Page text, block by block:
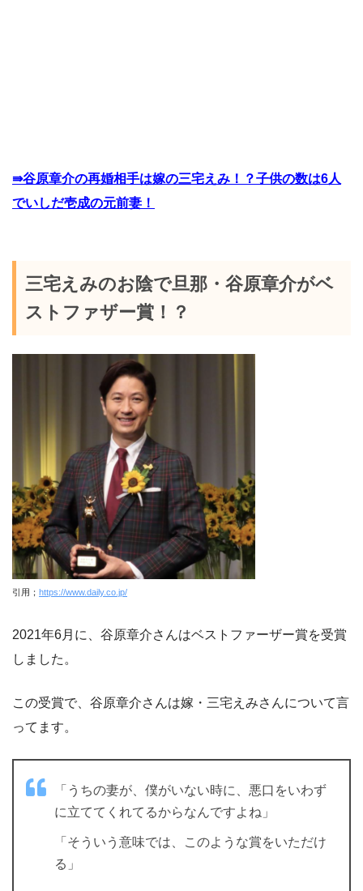
⇛谷原章介の再婚相手は嫁の三宅えみ！？子供の数は6人
でいしだ壱成の元前妻！
三宅えみのお陰で旦那・谷原章介がベ
ストファザー賞！？
引用； https://www.daily.co.jp/
2021年6月に、谷原章介さんはベストファーザー賞を受賞
しました。
この受賞で、谷原章介さんは嫁・三宅えみさんについて言
ってます。
「うちの妻が、僕がいない時に、悪口をいわず
に立ててくれてるからなんですよね」
「そういう意味では、このような賞をいただけ
る」